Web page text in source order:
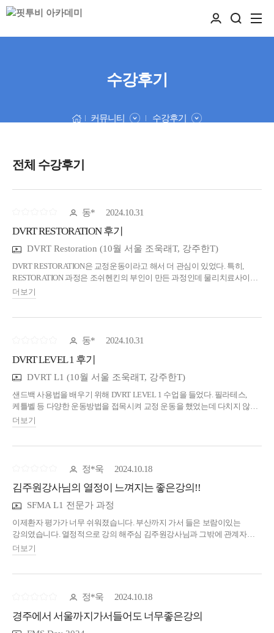
수강후기
커뮤니티 수강후기
전체 수강후기
동* 2024.10.31
DVRT RESTORATION 후기
DVRT Restoration (10월 서울 조욱래T, 강주한T)
DVRT RESTORATION은 교정운동이라고 해서 더 관심이 있었다. 특히,
RESTORATION 과정은 조쉬헨킨의 부인이 만든 과정인데 물리치료사이다.
수업을 들으며 물리치료 관점에서 공감이 가는 것이 많았다. 거기에 알맞은
운동을 접목시키고, 점점 난이도를 높여가는 방식으로 운동을 진행하여
움직임을 일상생활의 동작과 연관지어 만든 운동 방법인 만큼 통증이
있거나 일상생활에서 움직임에 불편함을 가진 사람들에게 큰 도움이 될 것
같다. 물리치료사 선생님들 중 운동 방법에 대한 고민이 있다면 추천할
더보기
동* 2024.10.31
DVRT LEVEL 1 후기
DVRT L1 (10월 서울 조욱래T, 강주한T)
샌드백 사용법을 배우기 위해 DVRT LEVEL 1 수업을 들었다. 필라테스,
케틀벨 등 다양한 운동방법을 접목시켜 교정 운동을 했었는데 다치지 않는,
어렵지 않은 동작으로 힘들게 운동 시킬 수 있는 좋은 도구인 것 같다.
DVRT는 무게를 올리지 않는다. 통증이 있는 회원들은 무게를 올리다
것 같다. 수업도 주한쌤과 욱래쌤이 한 명씩 자세도 알려주고 본인들의
노하우도 알려줘서 수업 때 샌드백을 바로 적용할 수 있어 좋았다.
물리치료사로서 운동의 강도를 높이되 다치지 않는 운동을 알려주고
싶었는데 나에게 딱 맞는 운동 도구와 방법인 것 같다. 평소 무거운 무게
중심의 운동이나 지루한 운동을 하고 있어 고민이 많은 선생님들께
추천해주고 싶다.
더보기
정*욱 2024.10.18
김주원강사님의 열정이 느껴지는 좋은강의!!
SFMA L1 전문가 과정
이제환자 평가가 너무 쉬워졌습니다. 부산까지 가서 들은 보람이있는
강의였습니다. 열정적으로 강의 해주심 김주원강사님과 그밖에 관계자
여러분에께 감사드립니다!!
더보기
정*욱 2024.10.18
경주에서 서울까지가서들어도 너무좋은강의